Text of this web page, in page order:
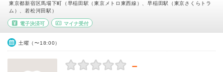
東京都新宿区馬場下町（早稲田駅（東京メトロ東西線）、早稲田駅（東京さくらトラ
ム）、若松河田駅）
電子決済可 マイナ受付
土曜（〜18:00）
－